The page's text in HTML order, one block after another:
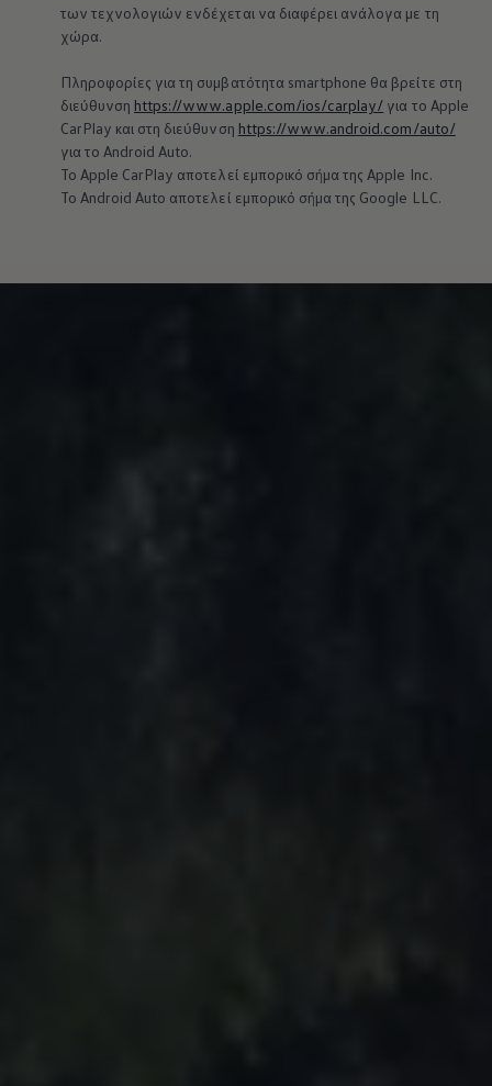
των τεχνολογιών ενδέχεται να διαφέρει ανάλογα με τη
χώρα.
Πληροφορίες για τη συμβατότητα smartphone θα βρείτε στη
διεύθυνση https://www.apple.com/ios/carplay/ για το Apple
CarPlay και στη διεύθυνση https://www.android.com/auto/
για το Android Auto.
Το Apple CarPlay αποτελεί εμπορικό σήμα της Apple Inc.
Το Android Auto αποτελεί εμπορικό σήμα της Google LLC.